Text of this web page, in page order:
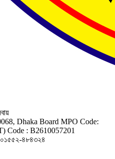
Dhaka Board MPO Code:
Code : B2610057201
০১৫৫২-৪৮৪৩২৪